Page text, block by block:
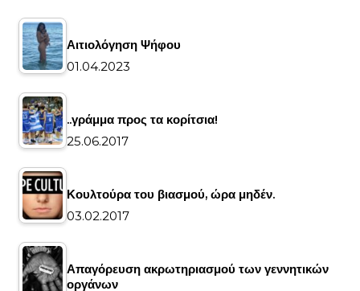
Αιτιολόγηση Ψήφου
01.04.2023
..γράμμα προς τα κορίτσια!
25.06.2017
Κουλτούρα του βιασμού, ώρα μηδέν.
03.02.2017
Απαγόρευση ακρωτηριασμού των γεννητικών
οργάνων